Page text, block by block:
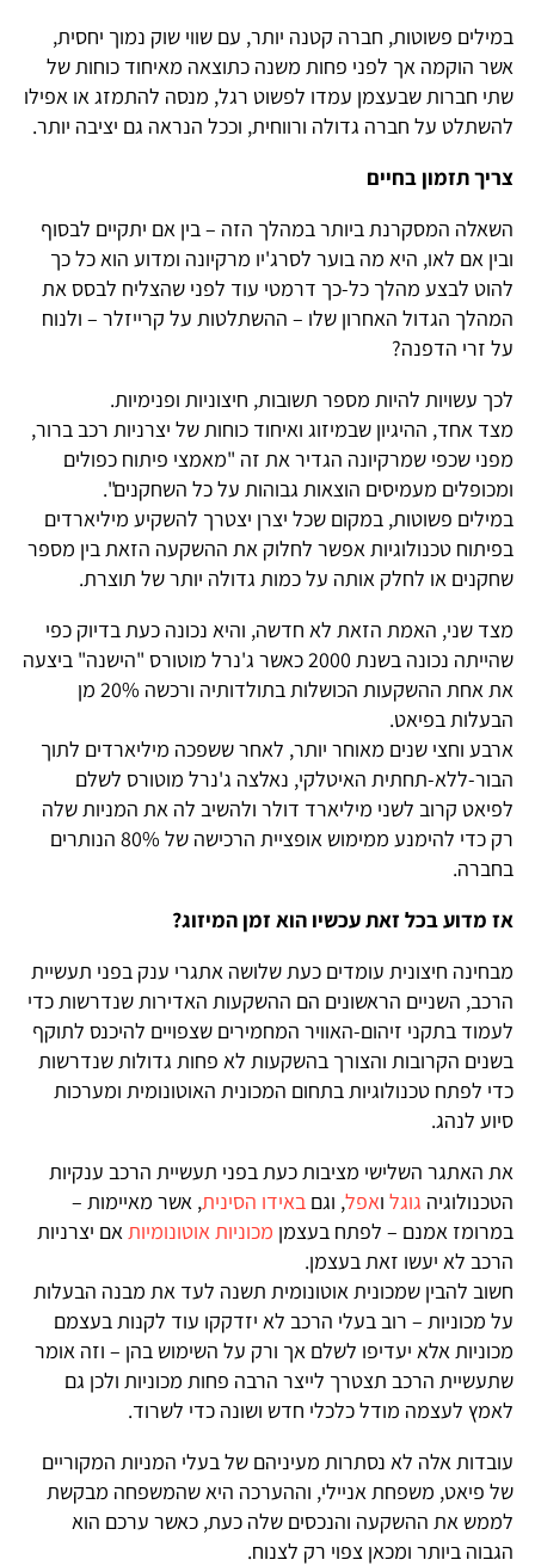
במילים פשוטות, חברה קטנה יותר, עם שווי שוק נמוך יחסית,
אשר הוקמה אך לפני פחות משנה כתוצאה מאיחוד כוחות של
שתי חברות שבעצמן עמדו לפשוט רגל, מנסה להתמזג או אפילו
להשתלט על חברה גדולה ורווחית, וככל הנראה גם יציבה יותר.
צריך תזמון בחיים
השאלה המסקרנת ביותר במהלך הזה – בין אם יתקיים לבסוף
ובין אם לאו, היא מה בוער לסרג'יו מרקיונה ומדוע הוא כל כך
להוט לבצע מהלך כל-כך דרמטי עוד לפני שהצליח לבסס את
המהלך הגדול האחרון שלו – ההשתלטות על קרייזלר – ולנוח
על זרי הדפנה?
לכך עשויות להיות מספר תשובות, חיצוניות ופנימיות.
מצד אחד, ההיגיון שבמיזוג ואיחוד כוחות של יצרניות רכב ברור,
מפני שכפי שמרקיונה הגדיר את זה "מאמצי פיתוח כפולים
ומכופלים מעמיסים הוצאות גבוהות על כל השחקנים".
במילים פשוטות, במקום שכל יצרן יצטרך להשקיע מיליארדים
בפיתוח טכנולוגיות אפשר לחלוק את ההשקעה הזאת בין מספר
שחקנים או לחלק אותה על כמות גדולה יותר של תוצרת.
מצד שני, האמת הזאת לא חדשה, והיא נכונה כעת בדיוק כפי
שהייתה נכונה בשנת 2000 כאשר ג'נרל מוטורס "הישנה" ביצעה
את אחת ההשקעות הכושלות בתולדותיה ורכשה 20% מן
הבעלות בפיאט.
ארבע וחצי שנים מאוחר יותר, לאחר ששפכה מיליארדים לתוך
הבור-ללא-תחתית האיטלקי, נאלצה ג'נרל מוטורס לשלם
לפיאט קרוב לשני מיליארד דולר ולהשיב לה את המניות שלה
רק כדי להימנע ממימוש אופציית הרכישה של 80% הנותרים
בחברה.
אז מדוע בכל זאת עכשיו הוא זמן המיזוג?
מבחינה חיצונית עומדים כעת שלושה אתגרי ענק בפני תעשיית
הרכב, השניים הראשונים הם ההשקעות האדירות שנדרשות כדי
לעמוד בתקני זיהום-האוויר המחמירים שצפויים להיכנס לתוקף
בשנים הקרובות והצורך בהשקעות לא פחות גדולות שנדרשות
כדי לפתח טכנולוגיות בתחום המכונית האוטונומית ומערכות
סיוע לנהג.
את האתגר השלישי מציבות כעת בפני תעשיית הרכב ענקיות
הטכנולוגיה גוגל ואפל, וגם באידו הסינית, אשר מאיימות –
במרומז אמנם – לפתח בעצמן מכוניות אוטונומיות אם יצרניות
הרכב לא יעשו זאת בעצמן.
חשוב להבין שמכונית אוטונומית תשנה לעד את מבנה הבעלות
על מכוניות – רוב בעלי הרכב לא יזדקקו עוד לקנות בעצמם
מכוניות אלא יעדיפו לשלם אך ורק על השימוש בהן – וזה אומר
שתעשיית הרכב תצטרך לייצר הרבה פחות מכוניות ולכן גם
לאמץ לעצמה מודל כלכלי חדש ושונה כדי לשרוד.
עובדות אלה לא נסתרות מעיניהם של בעלי המניות המקוריים
של פיאט, משפחת אניילי, וההערכה היא שהמשפחה מבקשת
לממש את ההשקעה והנכסים שלה כעת, כאשר ערכם הוא
הגבוה ביותר ומכאן צפוי רק לצנוח.